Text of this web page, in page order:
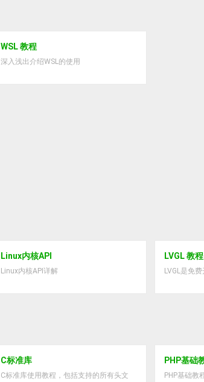
WSL 教程
深入浅出介绍WSL的使用
Linux内核API
Linux内核API详解
LVGL 教程
LVGL是免
C标准库
C标准库使用教程，包括支持的所有头文
PHP基础
PHP基础教